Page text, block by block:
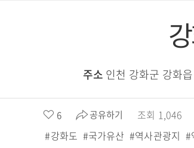
주소 인천 강화군 강화
좋
요
6 공유하기 조회 1,046
#강화도 #국가유산 #역사관광지 #